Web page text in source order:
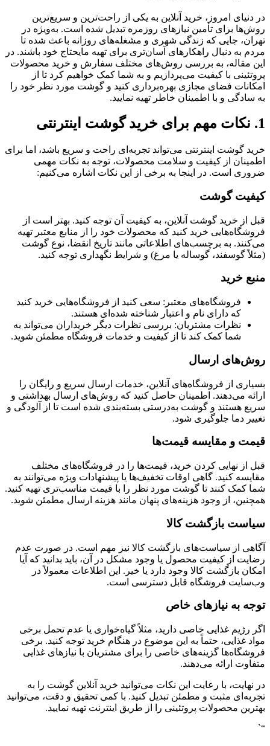
در دنیای امروز، خرید آنلاین به یکی از راحت‌ترین و سریع‌ترین
روش‌ها برای تأمین نیازهای روزمره تبدیل شده است. به‌ویژه در
تهران، جایی که زندگی شهری و مشغله‌های روزانه باعث شده تا
مردم به دنبال راهکارهای آسان‌تری برای تهیه مایحتاج خود باشند. در
این مقاله، به بررسی روش‌های مختلف سفارش و خرید محصولات
پروتئینی با کیفیت می‌پردازیم و به شما کمک خواهیم کرد تا از
امکانات فضای مجازی بهره‌برداری کنید و گوشت مورد نظر خود را
به سادگی و با اطمینان خاطر تهیه نمایید.
1. نکات مهم برای خرید گوشت اینترنتی
خرید گوشت اینترنتی می‌تواند تجربه‌ای راحت و سریع باشد، اما برای
اطمینان از کیفیت و سلامت محصولات، توجه به نکات مهمی
ضروری است. در اینجا به برخی از این نکات اشاره می‌کنیم:
کیفیت گوشت
قبل از خرید گوشت آنلاین، به کیفیت آن توجه کنید. بهتر است از
فروشگاه‌هایی خرید کنید که محصولات خود را از منابع معتبر تهیه
می‌کنند. به برچسب‌های اطلاعاتی مانند تاریخ انقضا، نوع گوشت
(مثلاً گوسفند، گوساله یا مرغ) و شرایط نگهداری توجه کنید.
منبع خرید
فروشگاه‌های معتبر: سعی کنید از فروشگاه‌هایی خرید کنید
که دارای نام و اعتبار شناخته شده‌ای هستند.
نظرات مشتریان: بررسی نظرات دیگر خریداران می‌تواند به
شما کمک کند تا از کیفیت و خدمات فروشگاه مطمئن شوید.
روش‌های ارسال
بسیاری از فروشگاه‌های آنلاین، خدمات ارسال سریع و رایگان را
ارائه می‌دهند. اطمینان حاصل کنید که روش‌های ارسال بهداشتی و
سریع هستند و گوشت به‌درستی بسته‌بندی شده است تا از آلودگی و
تغییر دما جلوگیری شود.
قیمت و مقایسه قیمت‌ها
قبل از نهایی کردن خرید، قیمت‌ها را در فروشگاه‌های مختلف
مقایسه کنید. گاهی اوقات تخفیف‌ها یا پیشنهادات ویژه می‌توانند به
شما کمک کنند تا گوشت مورد نظر را با قیمت مناسب‌تری تهیه کنید.
همچنین، از وجود هزینه‌های پنهان مانند هزینه ارسال مطمئن شوید.
سیاست بازگشت کالا
آگاهی از سیاست‌های بازگشت کالا نیز مهم است. در صورت عدم
رضایت از کیفیت محصول یا وجود مشکل در آن، باید بدانید که آیا
امکان بازگشت کالا وجود دارد یا خیر. این اطلاعات معمولاً در
وب‌سایت فروشگاه قابل دسترسی است.
توجه به نیازهای خاص
اگر رژیم غذایی خاصی دارید، مثلاً گیاه‌خواری یا عدم تحمل برخی
مواد غذایی، حتماً به این موضوع در هنگام خرید توجه کنید. برخی
فروشگاه‌ها گزینه‌های خاصی را برای مشتریان با نیازهای غذایی
متفاوت ارائه می‌دهند.
در نهایت، با رعایت این نکات می‌توانید خرید آنلاین گوشت را به
تجربه‌ای مثبت و مطمئن تبدیل کنید. با کمی تحقیق و دقت، می‌توانید
بهترین محصولات پروتئینی را از طریق اینترنت تهیه نمایید.
“`